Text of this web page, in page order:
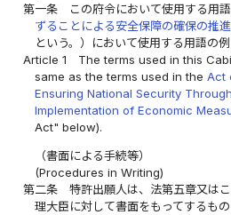
第一条
この府令において使用する用語
ずることによる安全保障の確保の推
という。）において使用する用語の例
Article 1
The terms used in this
same as the terms used in theAct
Ensuring National Security
Implementation of Economic
Act" below).
（書面による手続等）
(Procedures in Writing)
第二条
特許出願人は、法第五章又は
理大臣に対して書面をもってするも